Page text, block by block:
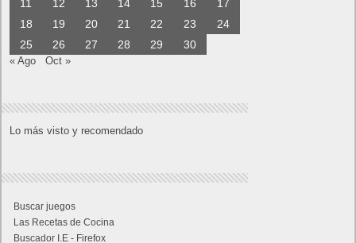
11
12 13 14 15 16
17
18
19 20 21 22 23
24
25
26 27 28 29 30
« Ago Oct »
Lo más visto y recomendado
Buscar juegos
Las Recetas de Cocina
Buscador I.E - Firefox